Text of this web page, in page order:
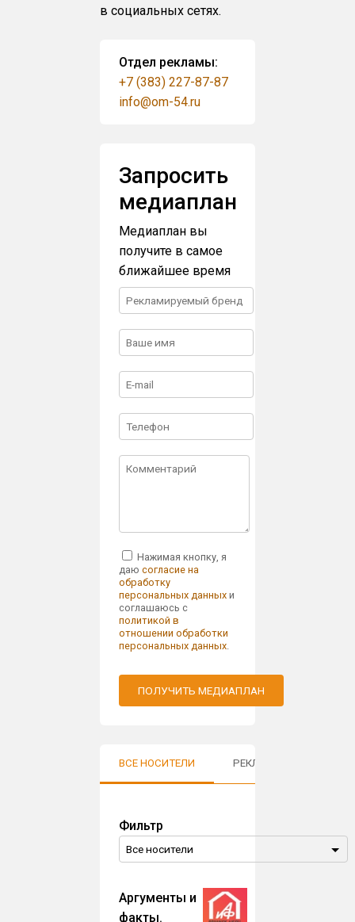
в социальных сетях.
Отдел рекламы:
+7 (383) 227-87-87
info@om-54.ru
Запросить
медиаплан
Медиаплан вы
получите в самое
ближайшее время
Нажимая кнопку, я
даюсогласие на
обработку
персональных данных и
соглашаюсь с
политикой в
отношении обработки
персональных данных.
ПОЛУЧИТЬ МЕДИАПЛАН
ВСЕ НОСИТЕЛИ РЕКЛАМА В ГОРОДАХ
Фильтр
Аргументы и
факты.